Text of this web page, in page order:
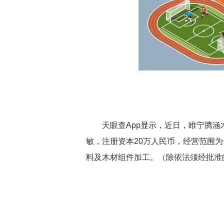
天眼查App显示，近日，睢宁腾
敏，注册资本20万人民币，经营范围
料及木材组件加工。（除依法须经批